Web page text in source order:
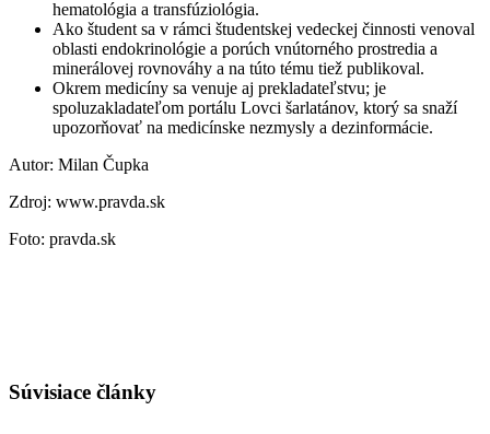
hematológia a transfúziológia.
Ako študent sa v rámci študentskej vedeckej činnosti venoval
oblasti endokrinológie a porúch vnútorného prostredia a
minerálovej rovnováhy a na túto tému tiež publikoval.
Okrem medicíny sa venuje aj prekladateľstvu; je
spoluzakladateľom portálu Lovci šarlatánov, ktorý sa snaží
upozorňovať na medicínske nezmysly a dezinformácie.
Autor: Milan Čupka
Zdroj: www.pravda.sk
Foto: pravda.sk
Súvisiace články